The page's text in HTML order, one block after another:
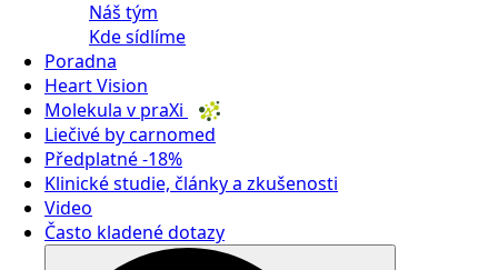
Náš tým
Kde sídlíme
Poradna
Heart Vision
Molekula v praXi
Liečivé by carnomed
Předplatné -18%
Klinické studie, články a zkušenosti
Video
Často kladené dotazy
Search